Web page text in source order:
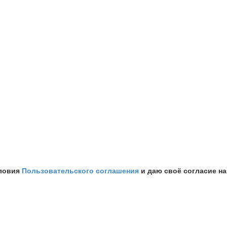
Пользовательского соглашения и даю своё согласие